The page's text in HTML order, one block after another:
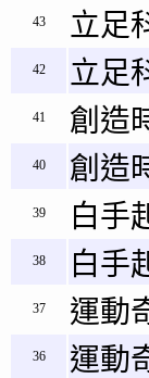
43 立足
42 立足
41 創造
40 創造
39 白手
38 白手
37 運動
36 運動